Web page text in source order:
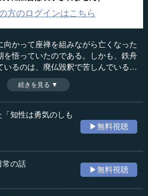
方のログインはこちら
向かって座禅を組みながら亡くなった
を悟っていたのである。しかも、鉄舟
いるのは、廃仏毀釈で苦しんでいる仏
、書を売ったお金を充てていたからで
崇高な武士の魂が、たしかに鉄舟の書
のである。（全4話中第2話）
藏孝之（10MTVオピニオン論説主
5日
26日
わかる
続きを見る ▼
知性は勇気のしも
▶無料視聴
常の話
▶無料視聴